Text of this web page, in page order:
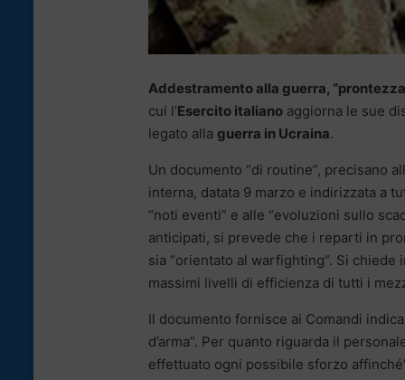
Addestramento alla guerra,
cui l’Esercito italiano aggiorna le sue
legato alla guerra in Ucraina.
Un documento “di routine”, precisano
interna, datata 9 marzo e indirizzata a
“noti eventi” e alle “evoluzioni sullo
anticipati, si prevede che i reparti in
sia “orientato al warfighting”. Si
massimi livelli di efficienza di tutti i
Il documento fornisce ai Comandi
d’arma”. Per quanto riguarda il
effettuato ogni possibile sforzo